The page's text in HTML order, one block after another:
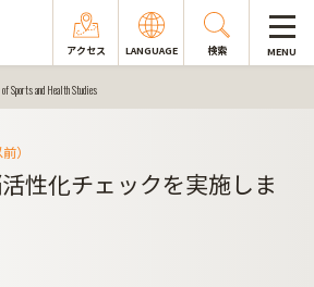
アクセス LANGUAGE 検索 MENU
Sports and Health Studies
）
活性化チェックを実施しま